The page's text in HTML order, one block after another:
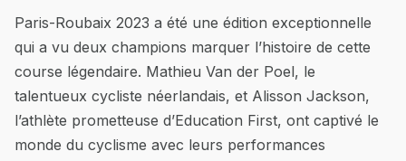
Paris-Roubaix 2023 a été une édition exceptionnelle
qui a vu deux champions marquer l’histoire de cette
course légendaire. Mathieu Van der Poel, le
talentueux cycliste néerlandais, et Alisson Jackson,
l’athlète prometteuse d’Education First, ont captivé le
monde du cyclisme avec leurs performances